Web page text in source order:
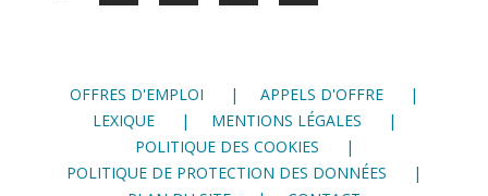
OFFRES D'EMPLOI
APPELS D'OFFRE
LEXIQUE
MENTIONS LÉGALES
POLITIQUE DES COOKIES
POLITIQUE DE PROTECTION DES DONNÉES